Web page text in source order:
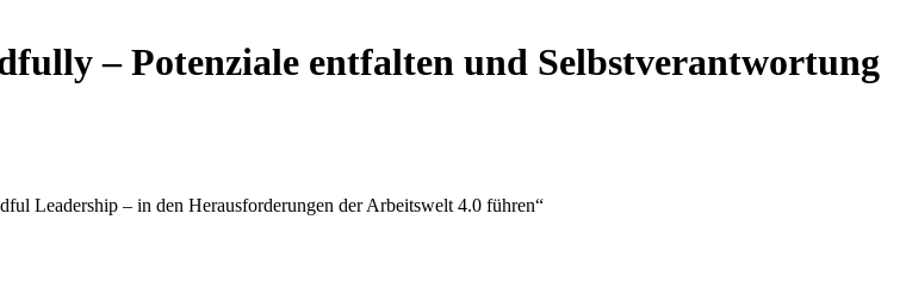
– Potenziale entfalten und Selbstverantwortung
Leadership – in den Herausforderungen der Arbeitswelt 4.0 führen“